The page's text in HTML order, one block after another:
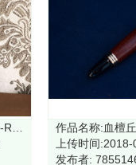
作品名称:血檀
上传时间
发布者: